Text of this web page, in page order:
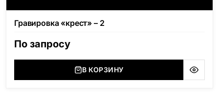
Гравировка «крест» – 2
По запросу
В КОРЗИНУ